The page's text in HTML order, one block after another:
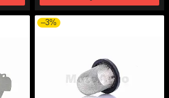
–3%